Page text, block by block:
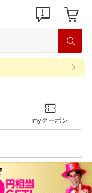
myクーポン